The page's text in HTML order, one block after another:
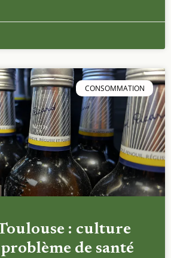
CONSOMMATION
Toulouse : culture
de santé